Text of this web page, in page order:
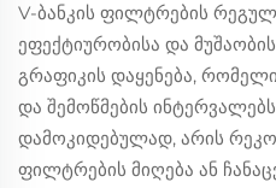
V-ბანკის ფილტრების
ეფექტიურობისა და
გრაფიკის დაყენება,
და შემოწმების
დამოკიდებულად, არის
ფილტრების მიღება ან